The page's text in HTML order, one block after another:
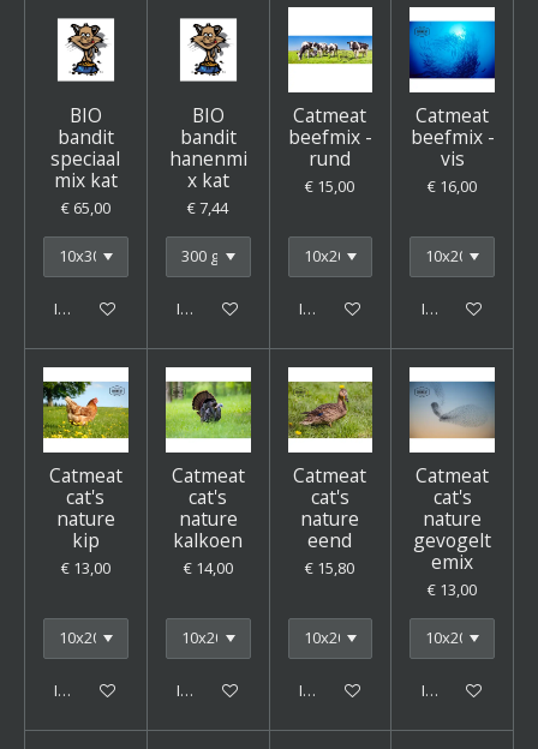
BIO
bandit
speciaal
mix kat
€ 65,00
In winkelwagen
BIO
bandit
hanenmi
x kat
€ 7,44
In winkelwagen
Catmeat
beefmix -
rund
€ 15,00
In winkelwagen
Catmeat
beefmix -
vis
€ 16,00
In winkelwagen
Catmeat
cat's
nature
kip
€ 13,00
In winkelwagen
Catmeat
cat's
nature
kalkoen
€ 14,00
In winkelwagen
Catmeat
cat's
nature
eend
€ 15,80
In winkelwagen
Catmeat
cat's
nature
gevogelt
emix
€ 13,00
In winkelwagen